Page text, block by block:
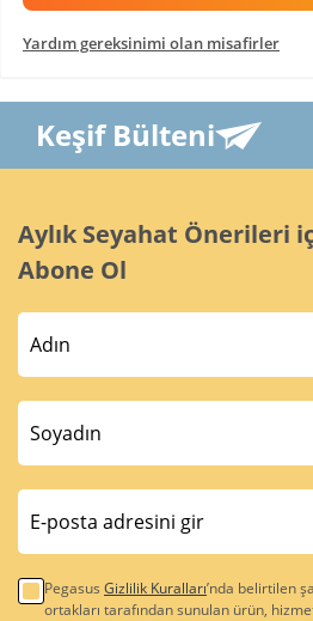
Yardım gereksinimi olan misafirler
Keşif Bülteni
Aylık Seyahat Önerileri
Abone Ol
Pegasus Gizlilik Kuralları’nda belirtilen
ortakları tarafından sunulan ürün,